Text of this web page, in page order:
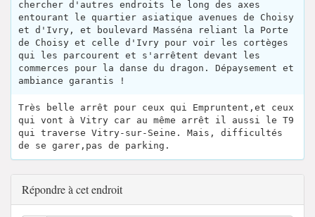
chercher d'autres endroits le long des axes
entourant le quartier asiatique avenues de Choisy
et d'Ivry, et boulevard Masséna reliant la Porte
de Choisy et celle d'Ivry pour voir les cortèges
qui les parcourent et s'arrêtent devant les
commerces pour la danse du dragon. Dépaysement et
ambiance garantis !
Très belle arrêt pour ceux qui Empruntent,et ceux
qui vont à Vitry car au même arrêt il aussi le T9
qui traverse Vitry-sur-Seine. Mais, difficultés
de se garer,pas de parking.
Répondre à cet endroit